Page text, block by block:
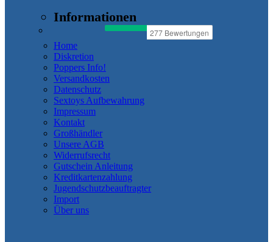
Informationen
Home
Diskretion
Poppers Info!
Versandkosten
Datenschutz
Sextoys Aufbewahrung
Impressum
Kontakt
Großhändler
Unsere AGB
Widerrufsrecht
Gutschein Anleitung
Kreditkartenzahlung
Jugendschutzbeauftragter
Import
Über uns